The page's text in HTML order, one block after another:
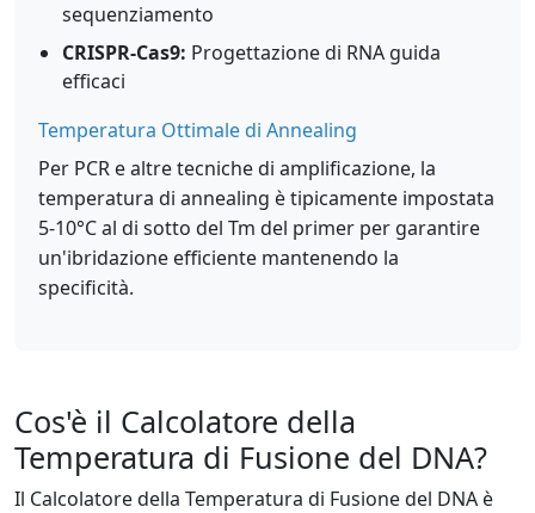
sequenziamento
CRISPR-Cas9: Progettazione di RNA guida
efficaci
Temperatura Ottimale di Annealing
Per PCR e altre tecniche di amplificazione, la
temperatura di annealing è tipicamente impostata
5-10°C al di sotto del Tm del primer per garantire
un'ibridazione efficiente mantenendo la
specificità.
Cos'è il Calcolatore della
Temperatura di Fusione del DNA?
Il Calcolatore della Temperatura di Fusione del DNA è